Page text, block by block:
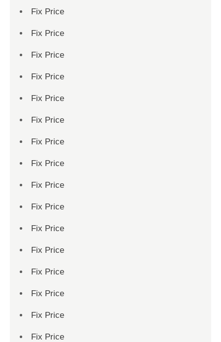
Fix Price
Fix Price
Fix Price
Fix Price
Fix Price
Fix Price
Fix Price
Fix Price
Fix Price
Fix Price
Fix Price
Fix Price
Fix Price
Fix Price
Fix Price
Fix Price